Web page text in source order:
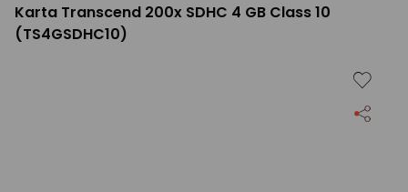
Karta Transcend 200x SDHC 4 GB Class 10
(TS4GSDHC10)